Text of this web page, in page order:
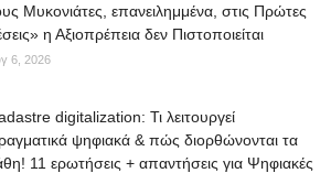
Μυκονιάτες, επανειλημμένα, στις Πρώτες
η Αξιοπρέπεια δεν Πιστοποιείται
6, 2026
digitalization: Τι λειτουργεί
ψηφιακά & πώς διορθώνονται τα
11 ερωτήσεις + απαντήσεις για Ψηφιακές